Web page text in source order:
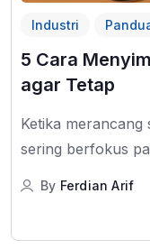
Industri
5 Cara
agar Tetap
Ketika
sering berfokus
By Ferdian Arif